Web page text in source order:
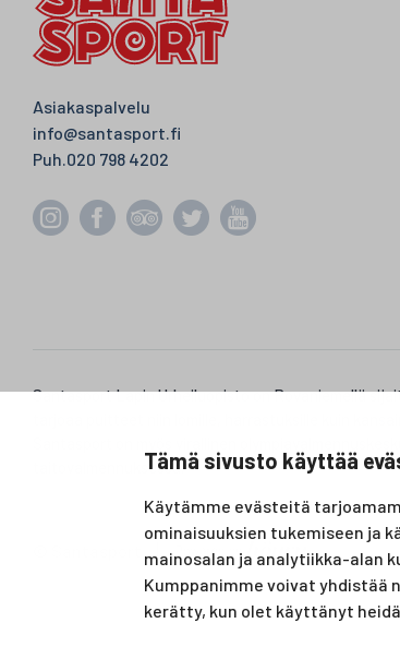
Tämä sivusto käyttää
Käytämme evästeitä
ominaisuuksien tukemiseen ja
mainosalan ja analytiikka-alan
Kumppanimme voivat
kerätty, kun olet käyttänyt
Asiakaspalvelu
info@santasport.fi
Puh. 020 798 4202
Santasport Lapin Urheiluopisto on Rovaniemellä
taitovalmennuksessa.